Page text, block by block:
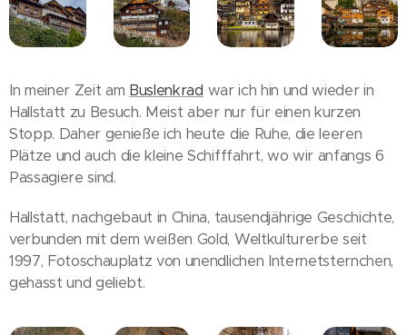
In meiner Zeit am Buslenkrad war ich hin und wieder in
Hallstatt zu Besuch. Meist aber nur für einen kurzen
Stopp. Daher genieße ich heute die Ruhe, die leeren
Plätze und auch die kleine Schifffahrt, wo wir anfangs 6
Passagiere sind.
Hallstatt, nachgebaut in China, tausendjährige Geschichte,
verbunden mit dem weißen Gold, Weltkulturerbe seit
1997, Fotoschauplatz von unendlichen Internetsternchen,
gehasst und geliebt.